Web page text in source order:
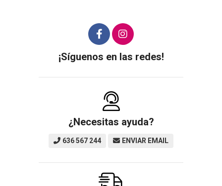
¡Síguenos en las redes!
¿Necesitas ayuda?
636 567 244 ENVIAR EMAIL